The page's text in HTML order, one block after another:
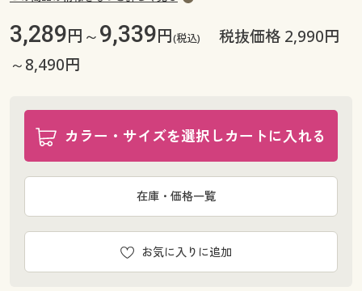
幅100×丈163(2枚組) ◎ 在庫あり
幅100×丈168(2枚組) ○ 在庫わずか
幅100×丈193(2枚組) ○ 在庫わずか
幅100×丈198(2枚組) ◎ 在庫あり
幅100×丈208(2枚組) ○ 在庫わずか
幅100×丈218(2枚組) ○ 在庫わずか
幅100×丈223(2枚組) ◎ 在庫あり
3,289円～9,339円(税込)
税抜価格 2,990円
～8,490円
カラー・サイズを選択しカートに入れる
お気に入りに追加
在庫・価格一覧